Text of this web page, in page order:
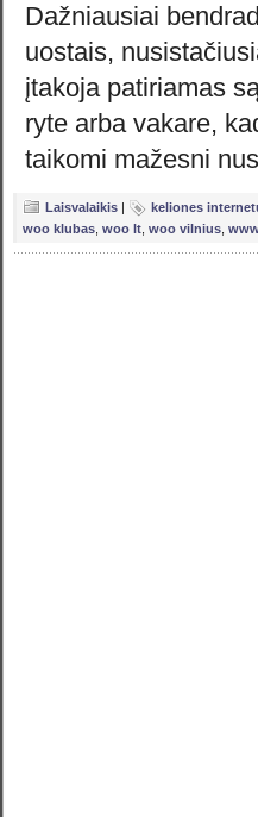
Dažniausiai
uostais,
įtakoja patiriamas
ryte arba vakare,
taikomi mažesni
Laisvalaikis | keliones
woo klubas woo lt woo vilnius